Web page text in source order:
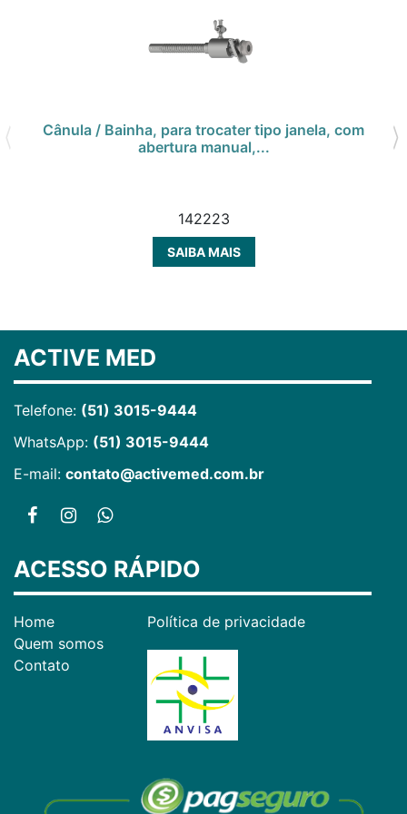
Cânula / Bainha, para trocater tipo janela, com
abertura manual,...
142223
SAIBA MAIS
ACTIVE MED
Telefone: (51) 3015-9444
WhatsApp: (51) 3015-9444
E-mail: contato@activemed.com.br
ACESSO RÁPIDO
Home
Quem somos
Contato
Política de privacidade